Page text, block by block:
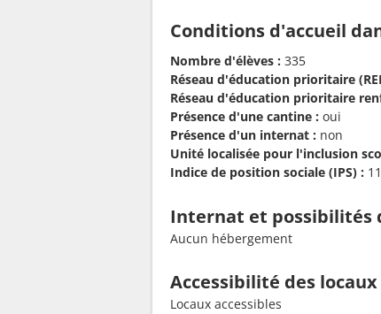
Conditions d'accueil
Nombre d'élèves : 335
Réseau d'éducation prioritaire
Réseau d'éducation prioritaire
Présence d'une cantine : oui
Présence d'un internat : non
Unité localisée pour l'inclusion
Indice de position sociale (IPS) :
Internat et possibilités
Aucun hébergement
Accessibilité des
Locaux accessibles